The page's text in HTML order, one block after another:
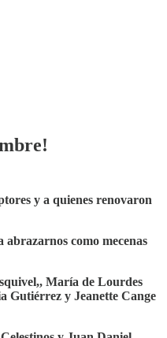
y a quienes renovaron
como mecenas
María de Lourdes
Gutiérrez y Jeanette Cange